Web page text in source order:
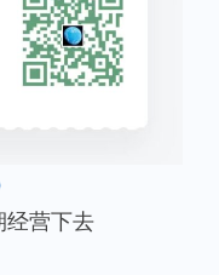
经营下去